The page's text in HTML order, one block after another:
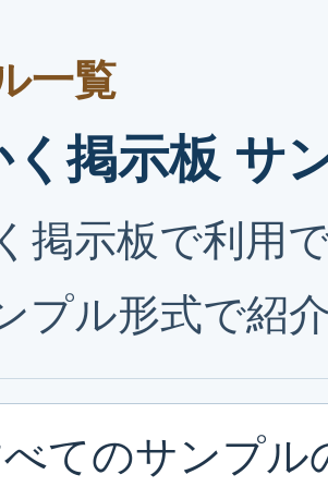
一覧
掲示板 サ
掲示板で利用
プル形式で紹
てのサンプル